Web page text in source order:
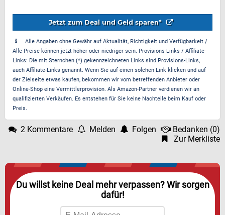
Jetzt zum Deal und Geld sparen*
Alle Angaben ohne Gewähr auf Aktualität, Richtigkeit und Verfügbarkeit /
Alle Preise können jetzt höher oder niedriger sein. Provisions-Links / Affiliate-
Links: Die mit Sternchen (*) gekennzeichneten Links sind Provisions-Links,
auch Affiliate-Links genannt. Wenn Sie auf einen solchen Link klicken und auf
der Zielseite etwas kaufen, bekommen wir vom betreffenden Anbieter oder
Online-Shop eine Vermittlerprovision. Als Amazon-Partner verdienen wir an
qualifizierten Verkäufen. Es entstehen für Sie keine Nachteile beim Kauf oder
Preis.
2 Kommentare Melden Folgen Bedanken (0)
Zur Merkliste
Du willst keine Deal mehr verpassen? Wir sorgen
dafür!